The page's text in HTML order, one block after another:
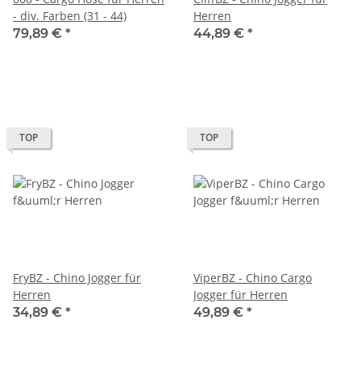
- div. Farben (31 - 44)
79,89 € *
Herren
44,89 € *
TOP
FryBZ - Chino Jogger für
Herren
34,89 € *
TOP
ViperBZ - Chino Cargo
Jogger für Herren
49,89 € *